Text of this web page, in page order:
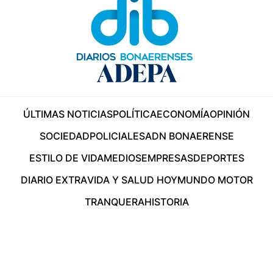
ÚLTIMAS NOTICIASPOLÍTICAECONOMÍAOPINIÓN
SOCIEDADPOLICIALESADN BONAERENSE
ESTILO DE VIDAMEDIOSEMPRESASDEPORTES
DIARIO EXTRAVIDA Y SALUD HOYMUNDO MOTOR
TRANQUERAHISTORIA